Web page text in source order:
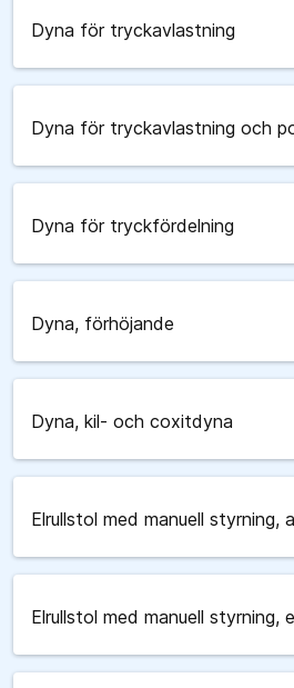
Dyna för tryckavlastning
Dyna för tryckavlastning och
Dyna för tryckfördelning
Dyna, förhöjande
Dyna, kil- och coxitdyna
Elrullstol med manuell styrning,
Elrullstol med manuell styrning,